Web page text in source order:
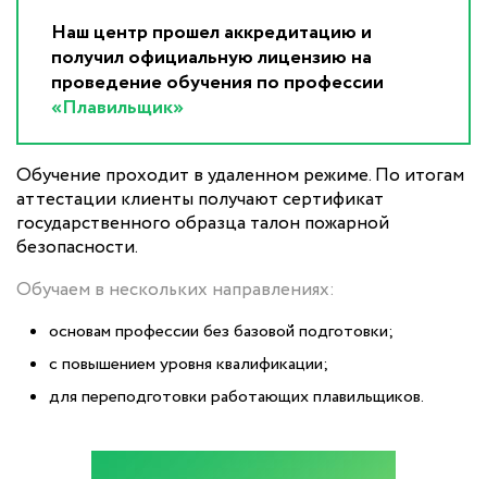
Наш центр прошел аккредитацию и
получил официальную лицензию на
проведение обучения по профессии
«Плавильщик»
Обучение проходит в удаленном режиме. По итогам
аттестации клиенты получают сертификат
государственного образца талон пожарной
безопасности.
Обучаем в нескольких направлениях:
основам профессии без базовой подготовки;
с повышением уровня квалификации;
для переподготовки работающих плавильщиков.